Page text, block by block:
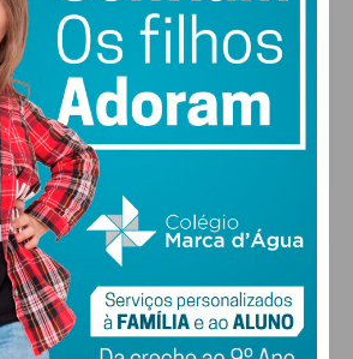
PAÇOS DE FERREIRA